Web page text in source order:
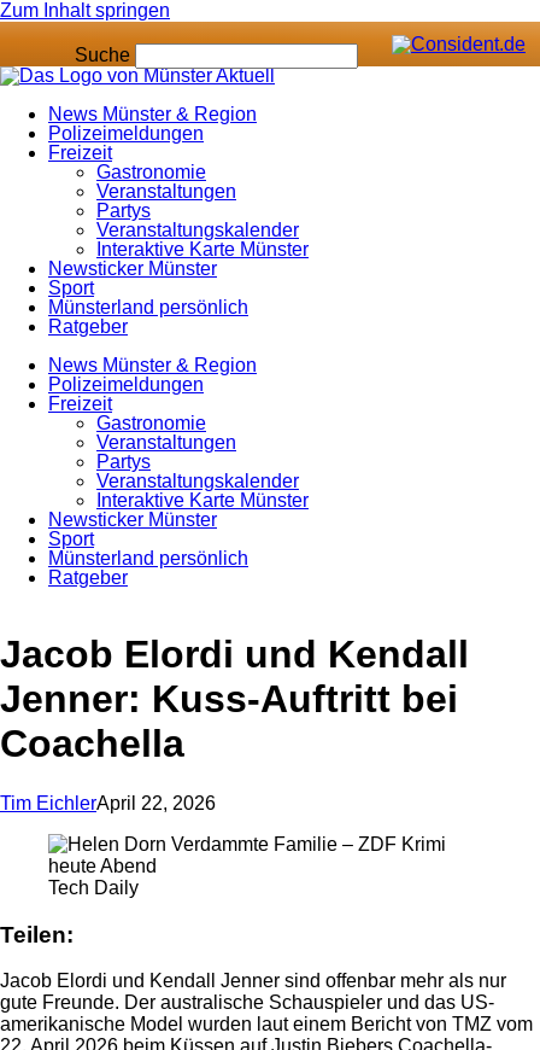
Zum Inhalt springen
Suche
News Münster & Region
Polizeimeldungen
Freizeit
Gastronomie
Veranstaltungen
Partys
Veranstaltungskalender
Interaktive Karte Münster
Newsticker Münster
Sport
Münsterland persönlich
Ratgeber
News Münster & Region
Polizeimeldungen
Freizeit
Gastronomie
Veranstaltungen
Partys
Veranstaltungskalender
Interaktive Karte Münster
Newsticker Münster
Sport
Münsterland persönlich
Ratgeber
Anzeige
Jacob Elordi und Kendall
Jenner: Kuss-Auftritt bei
Coachella
Tim EichlerApril 22, 2026
Tech Daily
Teilen:
Jacob Elordi und Kendall Jenner sind offenbar mehr als nur
gute Freunde. Der australische Schauspieler und das US-
amerikanische Model wurden laut einem Bericht von TMZ vom